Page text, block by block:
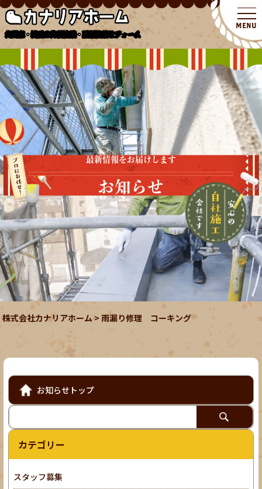
北関東・埼玉の外壁塗装・屋根塗装リフォーム
最新情報をお届けします
お知らせ
株式会社カナリアホーム> 雨漏り修理 コーキング
お知らせトップ
カテゴリー
スタッフ募集